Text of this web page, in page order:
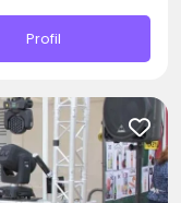
Profil